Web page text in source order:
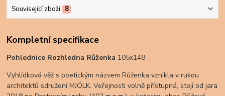
Související zboží 8
Kompletní specifikace
Pohlednice Rozhledna Růženka 105x148
Vyhlídková věž s poetickým názvem Růženka vznikla v rukou
architektů sdružení MJÓLK. Veřejnosti volně přístupná, stojí od jara